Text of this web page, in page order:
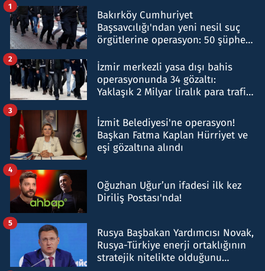
Bakırköy Cumhuriyet
Başsavcılığı'ndan yeni nesil suç
örgütlerine operasyon: 50 şüpheli
1
İzmir merkezli yasa dışı bahis
operasyonunda 34 gözaltı:
Yaklaşık 2 Milyar liralık para trafiği
2
İzmit Belediyesi'ne operasyon!
Başkan Fatma Kaplan Hürriyet ve
eşi gözaltına alındı
3
Oğuzhan Uğur’un ifadesi ilk kez
Diriliş Postası'nda!
4
Rusya Başbakan Yardımcısı Novak,
Rusya-Türkiye enerji ortaklığının
stratejik nitelikte olduğunu
5